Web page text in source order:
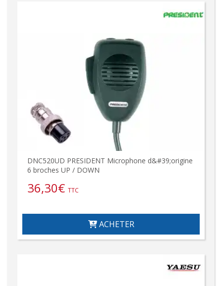
DNC520UD PRESIDENT Microphone d&#39;origine
6 broches UP / DOWN
36,30€ TTC
ACHETER